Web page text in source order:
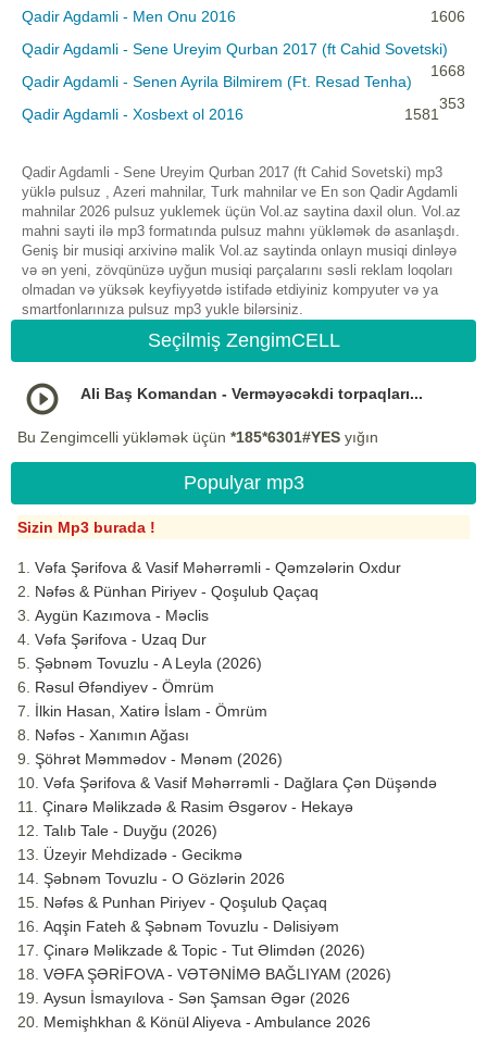
Qadir Agdamli - Men Onu 2016
1606
Qadir Agdamli - Sene Ureyim Qurban 2017 (ft Cahid Sovetski)
1668
Qadir Agdamli - Senen Ayrila Bilmirem (Ft. Resad Tenha)
353
Qadir Agdamli - Xosbext ol 2016 1581
Qadir Agdamli - Sene Ureyim Qurban 2017 (ft Cahid Sovetski) mp3
yüklə pulsuz , Azeri mahnilar, Turk mahnilar ve En son Qadir Agdamli
mahnilar 2026 pulsuz yuklemek üçün Vol.az saytina daxil olun. Vol.az
mahni sayti ilə mp3 formatında pulsuz mahnı yükləmək də asanlaşdı.
Geniş bir musiqi arxivinə malik Vol.az saytinda onlayn musiqi dinləyə
və ən yeni, zövqünüzə uyğun musiqi parçalarını səsli reklam loqoları
olmadan və yüksək keyfiyyətdə istifadə etdiyiniz kompyuter və ya
smartfonlarınıza pulsuz mp3 yukle bilərsiniz.
Seçilmiş ZengimCELL
Ali Baş Komandan - Verməyəcəkdi torpaqları...
Bu Zengimcelli yükləmək üçün *185*6301#YES yığın
Populyar mp3
Sizin Mp3 burada !
Vəfa Şərifova & Vasif Məhərrəmli - Qəmzələrin Oxdur
Nəfəs & Pünhan Piriyev - Qoşulub Qaçaq
Aygün Kazımova - Məclis
Vəfa Şərifova - Uzaq Dur
Şəbnəm Tovuzlu - A Leyla (2026)
Rəsul Əfəndiyev - Ömrüm
İlkin Hasan, Xatirə İslam - Ömrüm
Nəfəs - Xanımın Ağası
Şöhrət Məmmədov - Mənəm (2026)
Vəfa Şərifova & Vasif Məhərrəmli - Dağlara Çən Düşəndə
Çinarə Məlikzadə & Rasim Əsgərov - Hekayə
Talıb Tale - Duyğu (2026)
Üzeyir Mehdizadə - Gecikmə
Şəbnəm Tovuzlu - O Gözlərin 2026
Nəfəs & Punhan Piriyev - Qoşulub Qaçaq
Aqşin Fateh & Şəbnəm Tovuzlu - Dəlisiyəm
Çinarə Məlikzade & Topic - Tut Əlimdən (2026)
VƏFA ŞƏRİFOVA - VƏTƏNİMƏ BAĞLIYAM (2026)
Aysun İsmayılova - Sən Şamsan Əgər (2026
Memişhkhan & Könül Aliyeva - Ambulance 2026